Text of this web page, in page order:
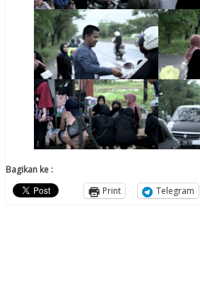
Bagikan ke :
Print
Telegram